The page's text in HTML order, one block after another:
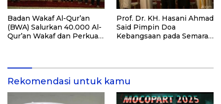
Badan Wakaf Al-Qur’an
(BWA) Salurkan 40.000 Al-
Qur’an Wakaf dan Perkuat
Prof. Dr. KH. Hasani Ahmad
Said Pimpin Doa
Kebangsaan pada Semarak
Rekomendasi untuk kamu